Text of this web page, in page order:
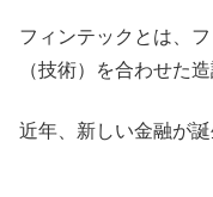
フィンテックとは、
（技術）を合わせた造
近年、新しい金融が誕